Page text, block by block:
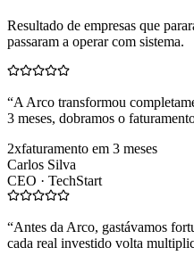
Resultado de empresas que
passaram a operar com sistema.
“A Arco transformou
3 meses, dobramos o
2xfaturamento em 3 meses
Carlos Silva
CEO · TechStart
“Antes da Arco, gastávamos
cada real investido volta